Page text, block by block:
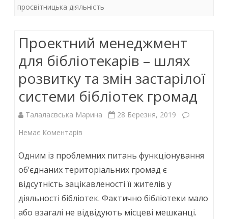
k p
просвітницька діяльність
Проектний менеджмент
для бібліотекарів – шлях
розвитку та змін застарілої
системи бібліотек громад
Талалаєвська Марина
28 Березня, 2019
Немає Коментарів
менеджмент
для
бібліотекарів
Одним із проблемних питань функціонування
об’єднаних територіальних громад є
відсутність зацікавленості її жителів у
діяльності бібліотек. Фактично бібліотеки мало
або взагалі не відвідують місцеві мешканці.